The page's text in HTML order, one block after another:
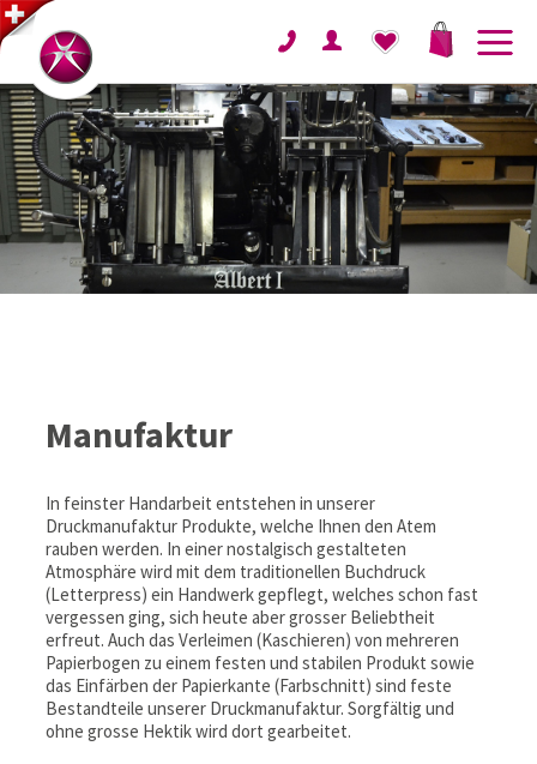
Manufaktur
In feinster Handarbeit entstehen in unserer
Druckmanufaktur Produkte, welche Ihnen den Atem
rauben werden. In einer nostalgisch gestalteten
Atmosphäre wird mit dem traditionellen Buchdruck
(Letterpress) ein Handwerk gepflegt, welches schon fast
vergessen ging, sich heute aber grosser Beliebtheit
erfreut. Auch das Verleimen (Kaschieren) von mehreren
Papierbogen zu einem festen und stabilen Produkt sowie
das Einfärben der Papierkante (Farbschnitt) sind feste
Bestandteile unserer Druckmanufaktur. Sorgfältig und
ohne grosse Hektik wird dort gearbeitet.